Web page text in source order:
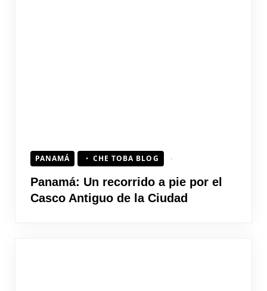
PANAMÁ CHE TOBA BLOG
Panamá: Un recorrido a pie por el
Casco Antiguo de la Ciudad